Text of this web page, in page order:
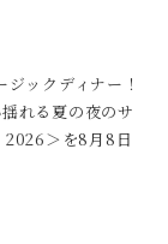
ックディナー！
れる夏の夜のサ
＞を8月8日